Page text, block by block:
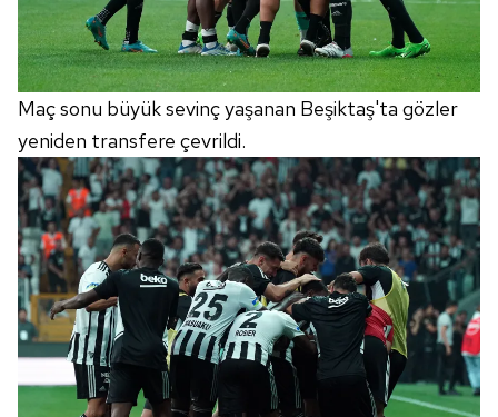
Maç sonu büyük sevinç yaşanan Beşiktaş'ta gözler
yeniden transfere çevrildi.